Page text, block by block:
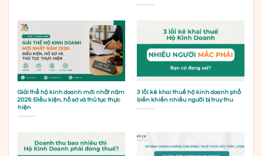
Giải thể hộ kinh doanh mới nhất năm
2026: Điều kiện, hồ sơ và thủ tục thực
hiện
3 lỗi kê khai thuế hộ kinh doanh phổ
biến khiến nhiều người bị truy thu